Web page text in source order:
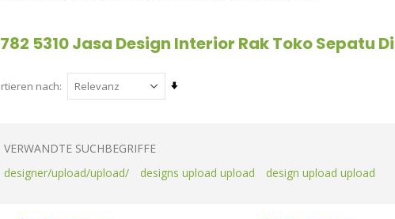
5310 Jasa Design Interior Rak Toko Sepatu
nach
Aufsteigend
VERWANDTE SUCHBEGRIFFE
designer/upload/upload/
designs upload upload design upload upload